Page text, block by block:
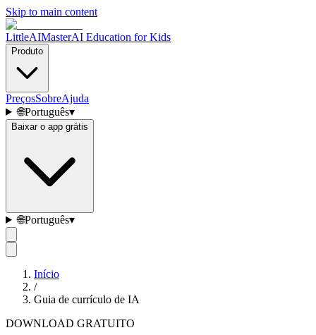
Skip to main content
LittleAIMasterAI Education for Kids
Produto
PreçosSobreAjuda
🌐Português▾
Baixar o app grátis
🌐Português▾
Início
/
Guia de currículo de IA
DOWNLOAD GRATUITO